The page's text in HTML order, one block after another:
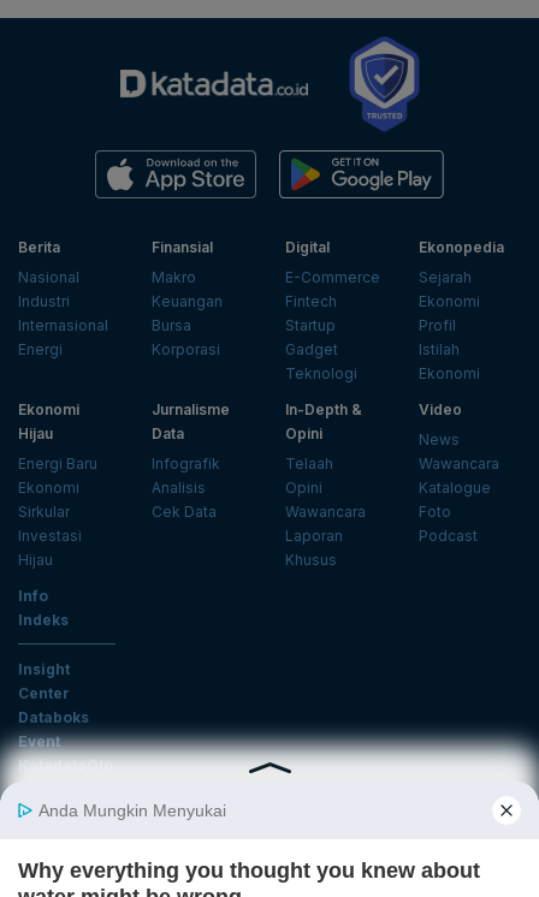
Berita
Nasional
Industri
Internasional
Energi
Finansial
Makro
Keuangan
Bursa
Korporasi
Digital
E-Commerce
Fintech
Startup
Gadget
Teknologi
Ekonopedia
Sejarah
Ekonomi
Profil
Istilah
Ekonomi
Ekonomi
Hijau
Energi Baru
Ekonomi
Sirkular
Investasi
Hijau
Jurnalisme
Data
Infografik
Analisis
Cek Data
In-Depth &
Opini
Telaah
Opini
Wawancara
Laporan
Khusus
Video
News
Wawancara
Katalogue
Foto
Podcast
Info
Indeks
Insight
Center
Databoks
Event
KatadataOto
Email
Daftar